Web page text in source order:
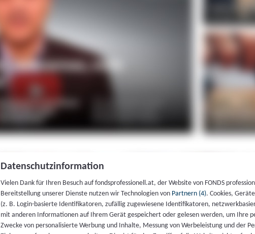
Datenschutzinformation
Vielen Dank für Ihren Besuch auf fondsprofessionell.at, der Website von FONDS
Bereitstellung unserer Dienste nutzen wir Technologien von Partnern (4). Cookies,
(z. B. Login-basierte Identifikatoren, zufällig zugewiesene Identifikatoren,
mit anderen Informationen auf Ihrem Gerät gespeichert oder gelesen werden, um Ihre
Zwecke von personalisierte Werbung und Inhalte, Messung von Werbeleistung und der